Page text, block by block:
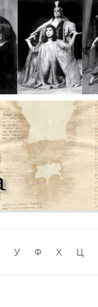
У Ф Х Ц